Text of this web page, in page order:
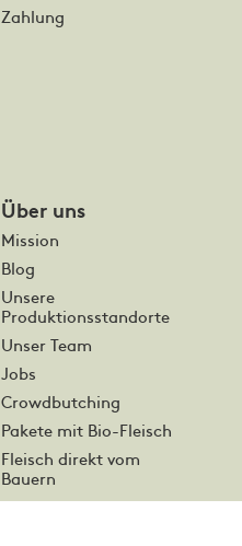
Zahlung
Über uns
Mission
Blog
Unsere
Produktionsstandorte
Unser Team
Jobs
Crowdbutching
Pakete mit Bio-Fleisch
Fleisch direkt vom
Bauern
Online Fleisch